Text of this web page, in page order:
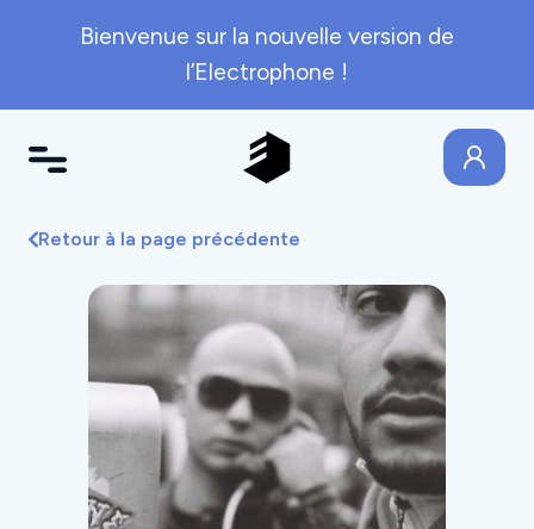
Bienvenue sur la nouvelle version de
l’Electrophone !
Retour à la page précédente